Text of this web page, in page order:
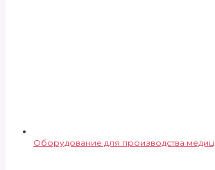
Оборудование для производства